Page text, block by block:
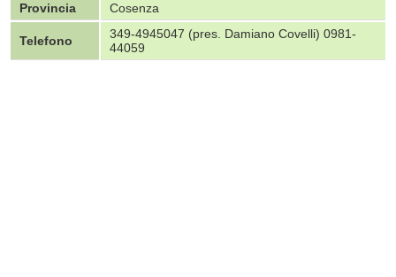
Provincia
Cosenza
Telefono
349-4945047 (pres. Damiano Covelli) 0981-
44059